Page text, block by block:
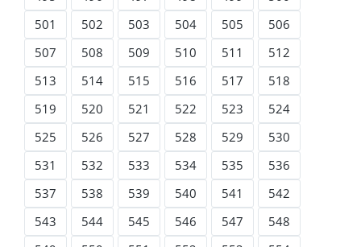
501
502 503 504 505
506
507
508 509 510 511
512
513
514 515 516 517
518
519
520 521 522 523
524
525
526 527 528 529
530
531
532 533 534 535
536
537
538 539 540 541
542
543
544 545 546 547
548